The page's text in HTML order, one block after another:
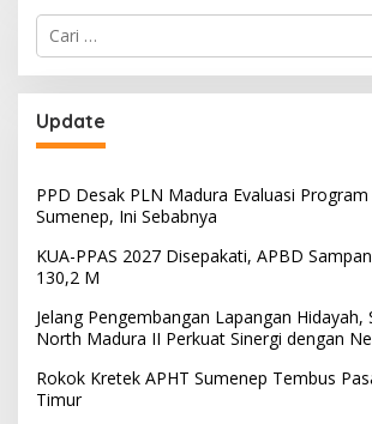
Cari
untuk:
Update
PPD Desak PLN Madura Evaluasi Program
Sumenep, Ini Sebabnya
KUA-PPAS 2027 Disepakati, APBD
130,2 M
Jelang Pengembangan Lapangan Hidayah,
North Madura II Perkuat Sinergi dengan
Rokok Kretek APHT Sumenep Tembus
Timur